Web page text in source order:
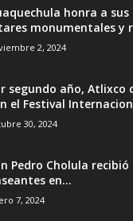
honra a
monumentales y
2, 2024
segundo año,
el Festival
30, 2024
Pedro Cholula
en...
7, 2024